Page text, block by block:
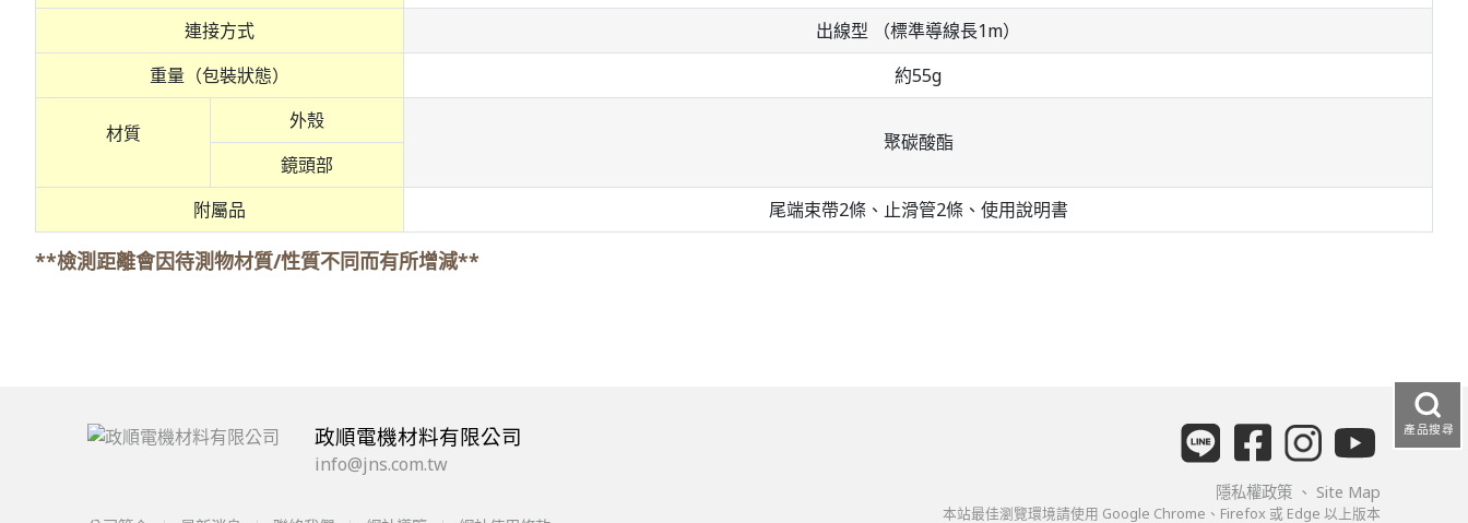
連接方式
出線型 （標準導線長1m）
重量（包裝狀態）
約55g
材質
外殼
聚碳酸酯
鏡頭部
附屬品
尾端束帶2條、止滑管2條、使用說明書
**檢測距離會因待測物材質/性質不同而有所增減**
政順電機材料有限公司
info@jns.com.tw
隱私權政策 、 Site Map
本站最佳瀏覽環境請使用 Google Chrome、Firefox 或 Edge 以上版本
產品搜尋